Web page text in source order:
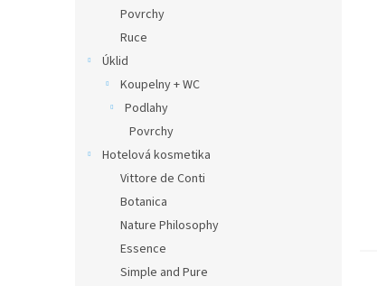
Povrchy
Ruce
Úklid
Koupelny + WC
Podlahy
Povrchy
Hotelová kosmetika
Vittore de Conti
Botanica
Nature Philosophy
Essence
Simple and Pure